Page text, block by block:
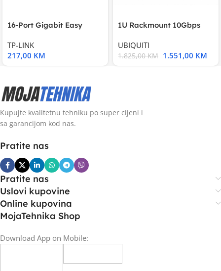
16-Port Gigabit Easy
TP-LINK
217,00 KM
1U Rackmount 10Gbps
UBIQUITI
1.825,00KM 1.551,00 KM
Kupujte kvalitetnu tehniku po super cijeni i
sa garancijom kod nas.
Pratite nas
Pratite nas
Uslovi kupovine
Online kupovina
MojaTehnika Shop
Download App on Mobile: